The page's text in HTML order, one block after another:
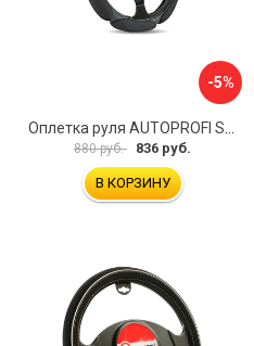
-5%
Оплетка руля AUTOPROFI SP-5026 BK M
880 руб. 836 руб.
В КОРЗИНУ